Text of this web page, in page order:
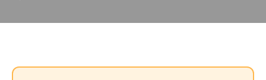
소 가성비숙소 자전거여행